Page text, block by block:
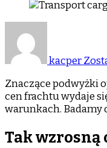
kacper
Znaczące podwyżki
cen frachtu wydaje
warunkach. Badamy
Tak wzrosną